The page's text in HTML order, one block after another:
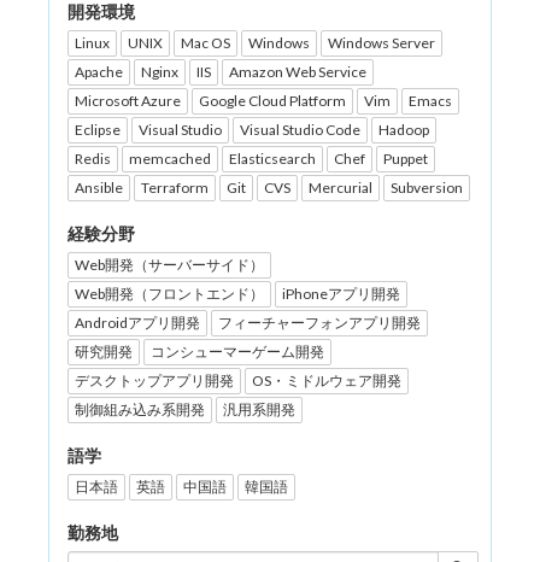
開発環境
Linux UNIX Mac OS Windows
Windows Server
Apache
Nginx IIS
Amazon Web Service
Microsoft Azure
Google Cloud Platform Vim
Emacs
Eclipse
Visual Studio Visual Studio Code
Hadoop
Redis
memcached Elasticsearch Chef
Puppet
Ansible
Terraform Git CVS Mercurial Subversion
経験分野
Web開発（サーバーサイド）
Web開発（フロントエンド）
iPhoneアプリ開発
Androidアプリ開発
フィーチャーフォンアプリ開発
研究開発
コンシューマーゲーム開発
デスクトップアプリ開発
OS・ミドルウェア開発
制御組み込み系開発
汎用系開発
語学
日本語 英語 中国語 韓国語
勤務地